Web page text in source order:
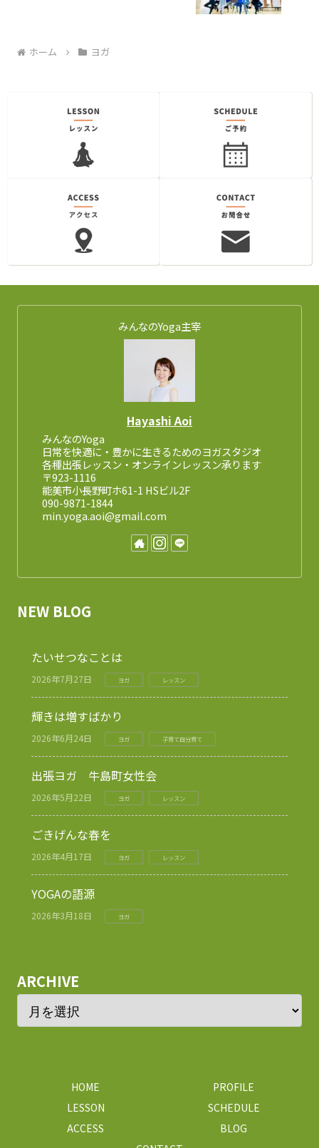
ホーム ヨガ
みんなのYoga主宰
Hayashi Aoi
みんなのYoga
日常を快適に・豊かに生きるためのヨガスタジオ
各種出張レッスン・オンラインレッスン承ります
〒923-1116
能美市小長野町ホ61-1 HSビル2F
090-9871-1844
min.yoga.aoi@gmail.com
NEW BLOG
たいせつなことは
2026年7月27日 ヨガ レッスン
輝きは増すばかり
2026年6月24日 ヨガ 子育て自分育て
出張ヨガ 牛島町女性会
2026年5月22日 ヨガ レッスン
ごきげんな春を
2026年4月17日 ヨガ レッスン
YOGAの語源
2026年3月18日 ヨガ
ARCHIVE
HOME
PROFILE
LESSON
SCHEDULE
ACCESS
BLOG